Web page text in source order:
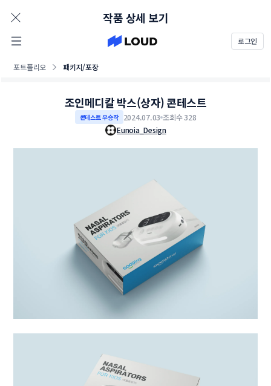
로그인
포트폴리오 패키지/포장
작품 상세 보기
조인메디칼 박스(상자) 콘테스트
콘테스트 우승작 2024.07.03 조회수 328
Eunoia_Design